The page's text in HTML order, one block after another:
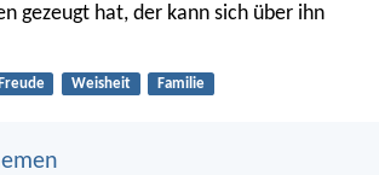
gezeugt hat, der kann sich über ihn
Freude Weisheit Familie